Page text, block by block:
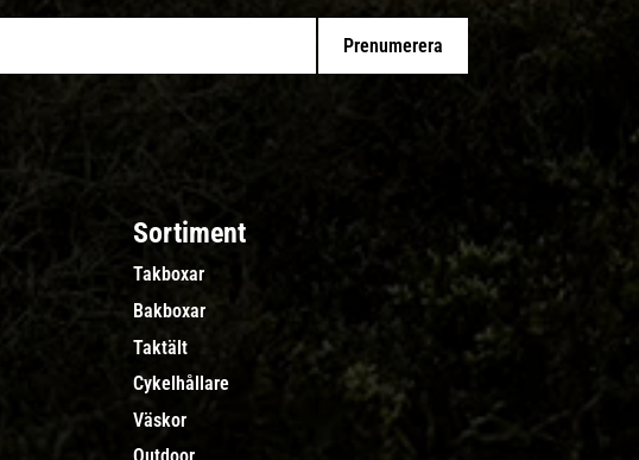
Prenumerera
Sortiment
Takboxar
Bakboxar
Taktält
Cykelhållare
Väskor